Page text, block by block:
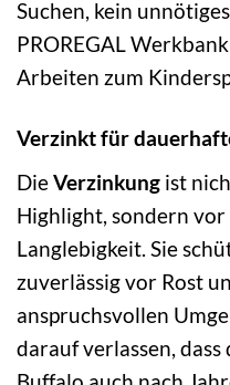
Suchen, kein
PROREGAL
Arbeiten zum
Verzinkt für
DieVerzinkung ist
Highlight, sondern
Langlebigkeit. Sie
zuverlässig vor Rost
anspruchsvollen
darauf verlassen,